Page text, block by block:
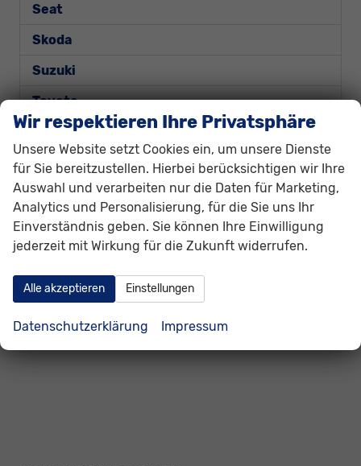
Seat
Skoda
Suzuki
Toyota
Volkswagen
Volvo
Weitere
Geparkte Fahrzeuge ( 0
Anmelden
Wir respektieren Ihre Privatsphäre
Unsere Website setzt Cookies ein, um unsere Dienste
für Sie bereitzustellen. Hierbei berücksichtigen wir Ihre
Auswahl und verarbeiten nur die Daten für Marketing,
Analytics und Personalisierung, für die Sie uns Ihr
Einverständnis geben. Sie können Ihre Einwilligung
jederzeit mit Wirkung für die Zukunft widerrufen.
Alle akzeptieren Einstellungen
Datenschutzerklärung Impressum